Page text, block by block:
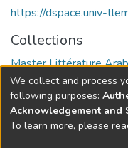
https://dspace.univ-
Collections
Master Littérature
Full item page
DSpace software
We collect and process
following purposes:
Acknowledgement and
To learn more, please